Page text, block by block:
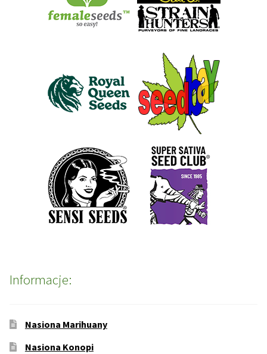
Informacje:
Nasiona Marihuany
Nasiona Konopi